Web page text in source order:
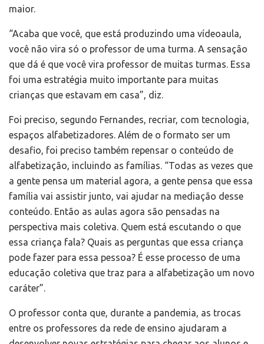
maior.
“Acaba que você, que está produzindo uma vídeoaula,
você não vira só o professor de uma turma. A sensação
que dá é que você vira professor de muitas turmas. Essa
foi uma estratégia muito importante para muitas
crianças que estavam em casa”, diz.
Foi preciso, segundo Fernandes, recriar, com tecnologia,
espaços alfabetizadores. Além de o formato ser um
desafio, foi preciso também repensar o conteúdo de
alfabetização, incluindo as famílias. “Todas as vezes que
a gente pensa um material agora, a gente pensa que essa
família vai assistir junto, vai ajudar na mediação desse
conteúdo. Então as aulas agora são pensadas na
perspectiva mais coletiva. Quem está escutando o que
essa criança fala? Quais as perguntas que essa criança
pode fazer para essa pessoa? É esse processo de uma
educação coletiva que traz para a alfabetização um novo
caráter”.
O professor conta que, durante a pandemia, as trocas
entre os professores da rede de ensino ajudaram a